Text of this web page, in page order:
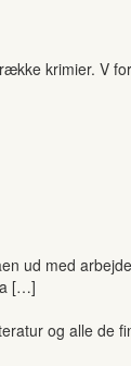
krimier. V
ud med
[…]
og alle de